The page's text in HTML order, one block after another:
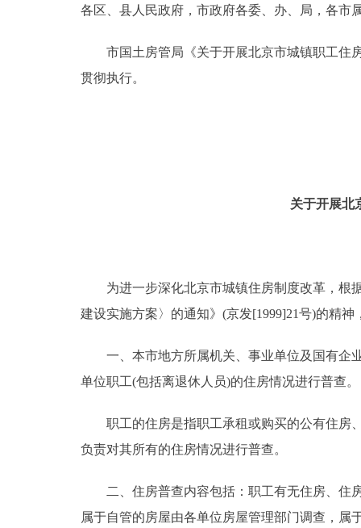
政务服务
12345网上接诉即办
走进北京
北京概况
各区、县人民政府，市政府各委、办、局，各市
市国土房管局《关于开展北京市城镇职工住房
贯彻执行。
关于开展北
为进一步深化北京市城镇住房制度改革，根据
建设实施方案〉的通知》(京发[1999]21号)的精
一、本市地方所属机关、事业单位及国有企业
单位职工(包括离退休人员)的住房情况进行普查。
职工的住房是指职工承租或购买的公有住房、
负责对其所有的住房情况进行普查。
二、住房普查内容包括：职工有无住房、住房
属于自管的房屋由各单位房屋管理部门调查，